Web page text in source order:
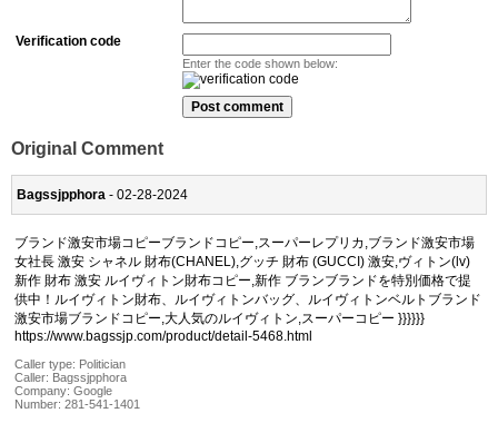
Verification code
Enter the code shown below:
Original Comment
Bagssjpphora - 02-28-2024
ブランド激安市場コピーブランドコピー,スーパーレプリカ,ブランド激安市場
女社長 激安 シャネル 財布(CHANEL),グッチ 財布 (GUCCI) 激安,ヴィトン(lv)
新作 財布 激安 ルイヴィトン財布コピー,新作 ブランブランドを特別価格で提
供中！ルイヴィトン財布、ルイヴィトンバッグ、ルイヴィトンベルトブランド
激安市場ブランドコピー,大人気のルイヴィトン,スーパーコピー }}}}}}
https://www.bagssjp.com/product/detail-5468.html
Caller type: Politician
Caller: Bagssjpphora
Company: Google
Number: 281-541-1401